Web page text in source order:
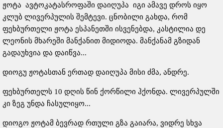
ჟოტა ავტოკატასროფაში დაიღუპა იგი ამავე დროს იყო
კლუბ ლივერპულის შემტევი. ცნობილი გახდა, რომ
ფეხბურთელი ჟოტა ესპანეთში ისვენებდა, კასტილია დე
ლეონის მხარეში მანქანით მიდიოდა. მანქანამ გზიდან
გადაუხვია და დაიწვა...
დიოგუ ჟოტასთან ერთად დაიღუპა მისი ძმა, ანდრე.
ფეხბურთელს 10 დღის წინ ქორწილი ჰქონდა. ლივერპულში
კი ზეგ უნდა ჩასულიყო...
დიოგო ჟოტამ ბევრად რთული გზა გაიარა, ვიდრე სხვა